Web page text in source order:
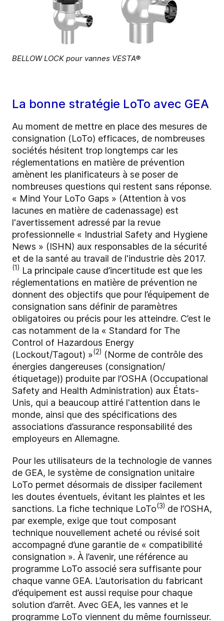
BELLOW LOCK pour vannes VESTA®
La bonne stratégie LoTo avec GEA
Au moment de mettre en place des mesures de
consignation (LoTo) efficaces, de nombreuses
sociétés hésitent trop longtemps car les
réglementations en matière de prévention
amènent les planificateurs à se poser de
nombreuses questions qui restent sans réponse.
« Mind Your LoTo Gaps » (Attention à vos
lacunes en matière de cadenassage) est
l'avertissement adressé par la revue
professionnelle « Industrial Safety and Hygiene
News » (ISHN) aux responsables de la sécurité
et de la santé au travail de l'industrie dès 2017.
(1) La principale cause d’incertitude est que les
réglementations en matière de prévention ne
donnent des objectifs que pour l’équipement de
consignation sans définir de paramètres
obligatoires ou précis pour les atteindre. C’est le
cas notamment de la « Standard for The
Control of Hazardous Energy
(Lockout/Tagout) »(2) (Norme de contrôle des
énergies dangereuses (consignation/
étiquetage)) produite par l’OSHA (Occupational
Safety and Health Administration) aux États-
Unis, qui a beaucoup attiré l'attention dans le
monde, ainsi que des spécifications des
associations d’assurance responsabilité des
employeurs en Allemagne.
Pour les utilisateurs de la technologie de vannes
de GEA, le système de consignation unitaire
LoTo permet désormais de dissiper facilement
les doutes éventuels, évitant les plaintes et les
sanctions. La fiche technique LoTo(3) de l’OSHA,
par exemple, exige que tout composant
technique nouvellement acheté ou révisé soit
accompagné d’une garantie de « compatibilité
consignation ». À l’avenir, une référence au
programme LoTo associé sera suffisante pour
chaque vanne GEA. L’autorisation du fabricant
d’équipement est aussi requise pour chaque
solution d’arrêt. Avec GEA, les vannes et le
programme LoTo viennent du même fournisseur.